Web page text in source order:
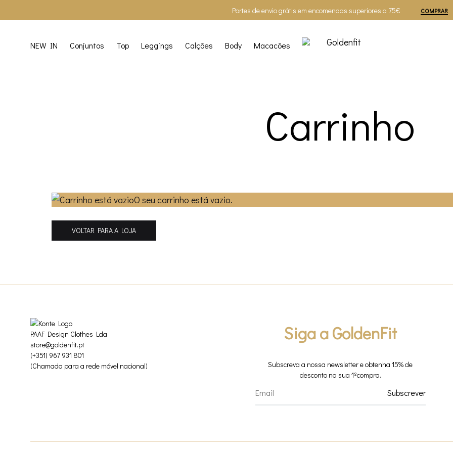
Portes de envio grátis em encomendas superiores a 75€ COMPRAR
NEW IN Conjuntos Top Leggings Calções Body Macacões
Carrinho
O seu carrinho está vazio.
VOLTAR PARA A LOJA
PAAF Design Clothes Lda
store@goldenfit.pt
(+351) 967 931 801
(Chamada para a rede móvel nacional)
Siga a GoldenFit
Subscreva a nossa newsletter e obtenha 15% de
desconto na sua 1ºcompra.